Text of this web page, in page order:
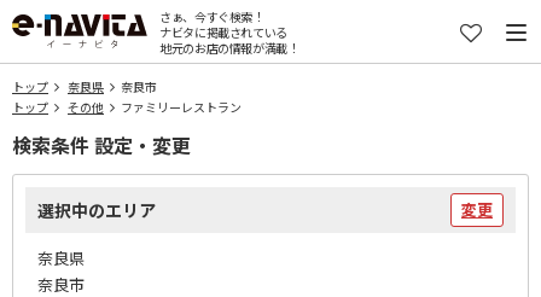
さぁ、今すぐ検索！
ナビタに掲載されている
地元のお店の情報が満載！
トップ 奈良県
奈良市
トップ
その他 ファミリーレストラン
検索条件 設定・変更
選択中のエリア 変更
奈良県
奈良市